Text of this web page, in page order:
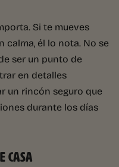
Si te mueves
calma, él lo nota. No se
ser un punto de
en detalles
un rincón seguro que
durante los días
CASA